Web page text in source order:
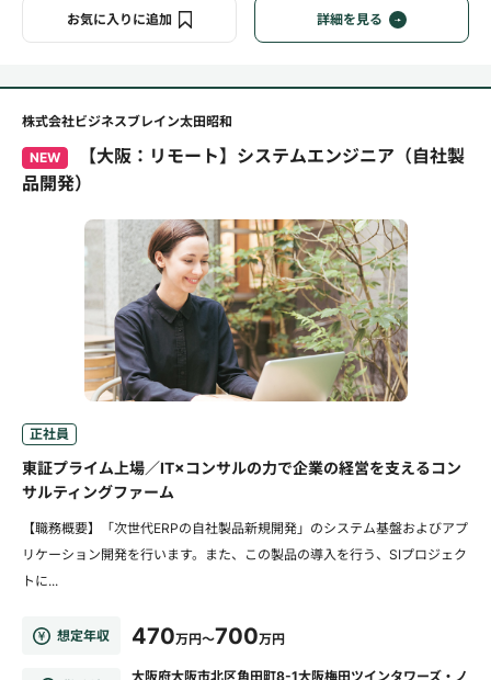
お気に入りに追加 詳細を見る
株式会社ビジネスブレイン太田昭和
NEW
【大阪：リモート】システムエンジニア（自社製
品開発）
正社員
東証プライム上場／IT×コンサルの力で企業の経営を支えるコン
サルティングファーム
【職務概要】「次世代ERPの自社製品新規開発」のシステム基盤およびアプ
リケーション開発を行います。また、この製品の導入を行う、SIプロジェク
トに...
想定年収 470万円～700万円
大阪府大阪市北区角田町8-1大阪梅田ツインタワーズ・ノ